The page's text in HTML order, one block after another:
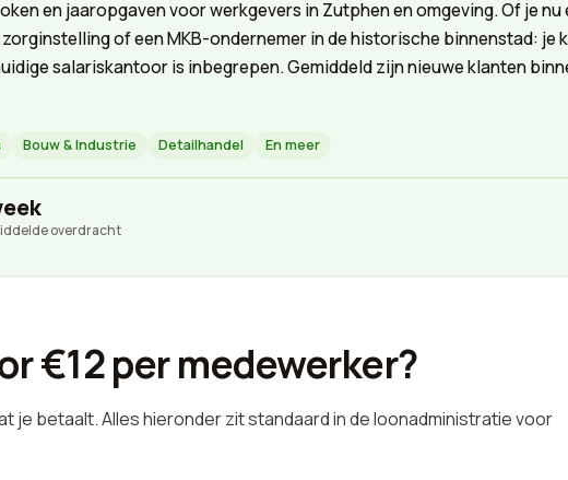
en jaaropgaven voor werkgevers in Zutphen en omgeving. Of je nu
of een MKB-ondernemer in de historische binnenstad: je
salariskantoor is inbegrepen. Gemiddeld zijn nieuwe klanten
Bouw & Industrie Detailhandel En meer
overdracht
€12 per medewerker?
je betaalt. Alles hieronder zit standaard in de loonadministratie voor